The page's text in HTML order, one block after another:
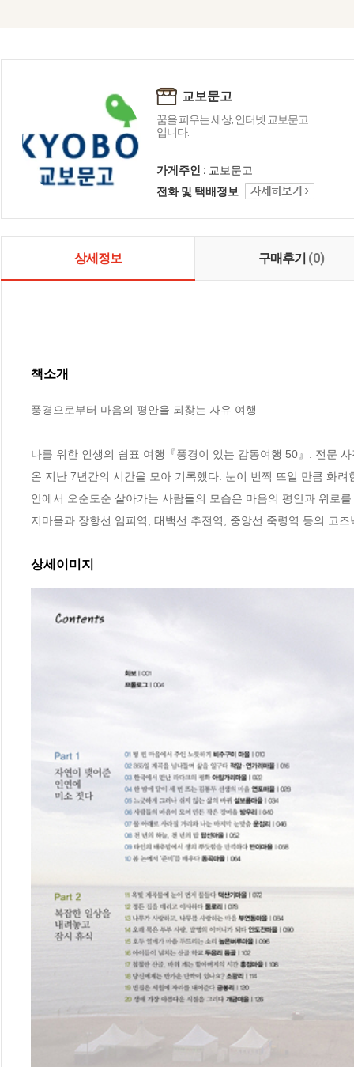
교보문고
꿈을 피우는 세상, 인터넷 교보문고
입니다.
가게주인 : 교보문고
전화 및 택배정보
상세정보 구매후기 (0)
책소개
풍경으로부터 마음의 평안을 되찾는 자유 여행
나를 위한 인생의 쉼표 여행『풍경이 있는 감동여행 50』. 전문
온 지난 7년간의 시간을 모아 기록했다. 눈이 번쩍 뜨일 만큼 화
안에서 오순도순 살아가는 사람들의 모습은 마음의 평안과 위로
지마을과 장항선 임피역, 태백선 추전역, 중앙선 죽령역 등의 고
상세이미지